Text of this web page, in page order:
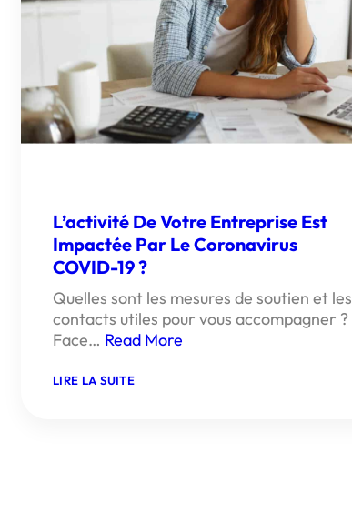
L’activité De Votre Entreprise Est
Impactée Par Le Coronavirus
COVID-19 ?
Quelles sont les mesures de soutien et les
contacts utiles pour vous accompagner ?
Face… Read More
LIRE LA SUITE: